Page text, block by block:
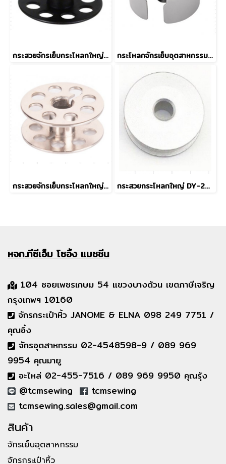
กระสวยจักรเย็บกระโหลกใหญ่ 201 Grade B กระโหลกจักรเย็บอุตสาหกรรม BC-DB1 (MGP)
กระสวยจักรเย็บกระโหลกใหญ่ 201 (MGP) Grade A กระสวยกระโหลกใหญ่ DY-201 18034 แบบอลูมิเนียม
หจก.ทีซีเอ็มโซอิ้ง แมชชีน
104 ซอยเพชรเกษม 54 แขวงบางด้วน เขตภาษีเจริญ
กรุงเทพฯ 10160
จักรกระเป๋าหิ้ว JANOME & ELNA 098 249 7751 /
คุณอิ๋ง
จักรอุตสาหกรรม 02-4548598-9 / 089 969
9954 คุณมายู
อะไหล่ 02-455-7516 / 089 969 9950 คุณรุ้ง
@tcmsewing
tcmsewing
tcmsewing.sales@gmail.com
สินค้า
จักรเย็บอุตสาหกรรม
จักรกระเป๋าหิ้ว